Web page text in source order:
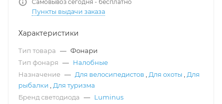
Самовывоз сегодня - бесплатно
Пункты выдачи заказа
Характеристики
Тип товара — Фонари
Тип фонаря — Налобные
Назначение — Для велосипедистов Для охоты
Для
рыбалки
Для туризма
Бренд светодиода — Luminus